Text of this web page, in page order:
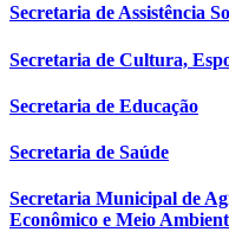
Secretaria de Assistência
Secretaria de Cultura,
Secretaria de Educação
Secretaria de Saúde
Secretaria Municipal de
Econômico e Meio